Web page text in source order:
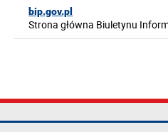
bip.gov.pl
Strona główna Biuletynu
Politechnika tel.: +48